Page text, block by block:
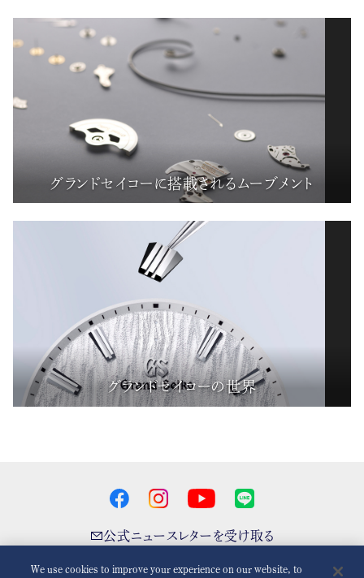
グランドセイコーに搭載されるムーブメント
グランドセイコーの世界
公式ニュースレターを受け取る
We use cookies to improve your experience on our website, to